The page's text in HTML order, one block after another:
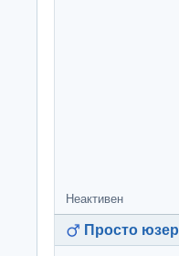
Неактивен
Просто юзер